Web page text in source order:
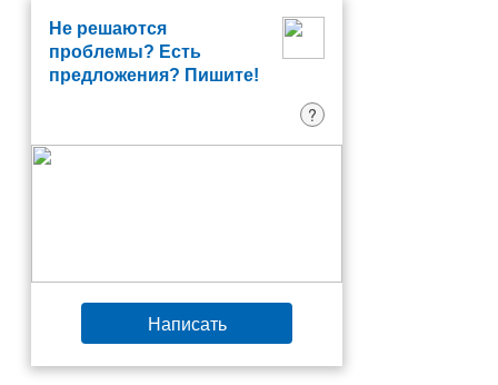
Не решаются
проблемы? Есть
предложения? Пишите!
?
Написать